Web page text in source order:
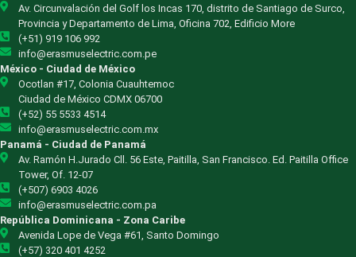
Av. Circunvalación del Golf los Incas 170, distrito de Santiago de Surco,
Provincia y Departamento de Lima, Oficina 702, Edificio More
(+51) 919 106 992
info@erasmuselectric.com.pe
México - Ciudad de México
Ocotlan #17, Colonia Cuauhtemoc
Ciudad de México CDMX 06700
(+52) 55 5533 4514
info@erasmuselectric.com.mx
Panamá - Ciudad de Panamá
Av. Ramón H.Jurado Cll. 56 Este, Paitilla, San Francisco. Ed. Paitilla Office
Tower, Of. 12-07
(+507) 6903 4026
info@erasmuselectric.com.pa
República Dominicana - Zona Caribe
Avenida Lope de Vega #61, Santo Domingo
(+57) 320 401 4252